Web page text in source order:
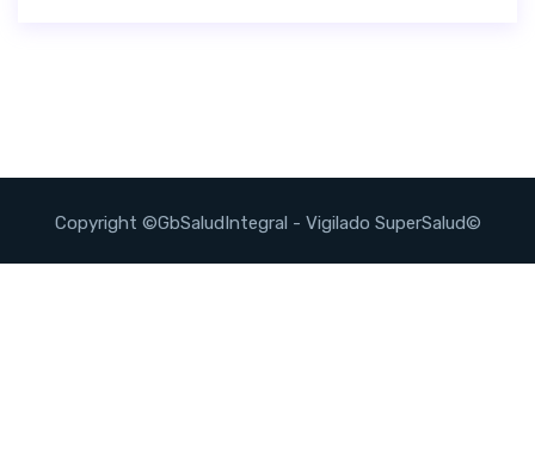
Copyright ©GbSaludIntegral - Vigilado SuperSalud©